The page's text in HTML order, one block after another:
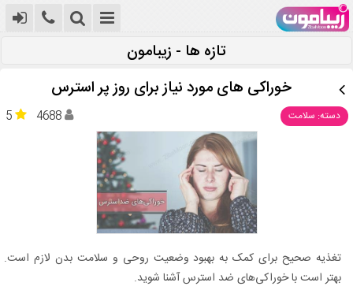
تازه ها - زیبامون
خوراکی های مورد نیاز برای روز پر استرس
دسته: سلامت 5 4688
تغذیه صحیح برای کمک به بهبود وضعیت روحی و سلامت بدن لازم است.
بهتر است با خوراکی‌های ضد استرس آشنا شوید.